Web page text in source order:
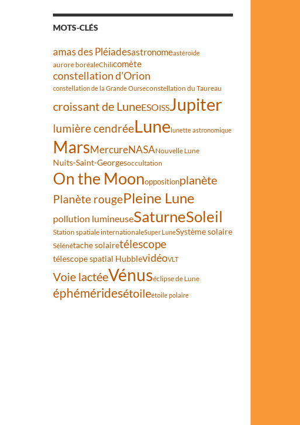
MOTS-CLÉS
amas des Pléiadesastronomeastéroïde
aurore boréaleChilicomète
constellation d'Orion
constellation de la Grande Ourseconstellation du Taureau
croissant de LuneESOISSJupiter
lumière cendréeLunelunette astronomique
MarsMercureNASANouvelle Lune
Nuits-Saint-Georgesoccultation
On the Moonoppositionplanète
Planète rougePleine Lune
pollution lumineuseSaturneSoleil
Station spatiale internationaleSuper LuneSystème solaire
Sélénétache solairetélescope
télescope spatial HubblevidéoVLT
Voie lactéeVénuséclipse de Lune
éphéméridesétoileétoile polaire